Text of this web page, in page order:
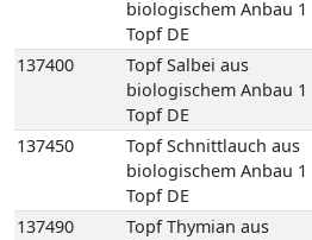
Topf Schnittlauch aus
biologischem Anbau 1
Topf DE
Topf Thymian aus
biologischem Anbau 1
Topf DE
Topf Zitronenmelisse
biologischem Anbau 1
Topf DE